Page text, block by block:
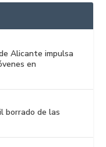
Alicante impulsa
en
borrado de las